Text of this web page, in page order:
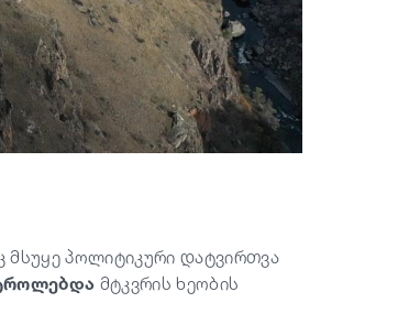
მსუყე პოლიტიკური დატვირთვა
მტკვრის ხეობის